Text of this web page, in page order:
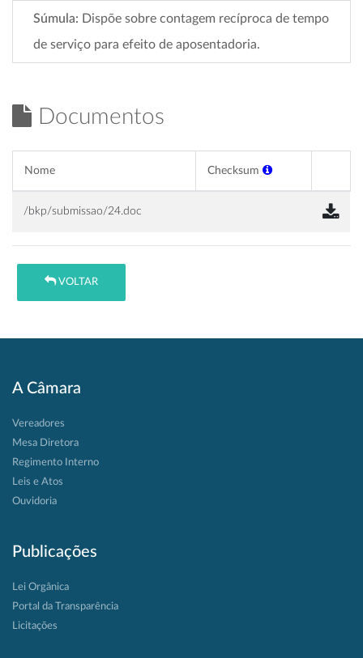
Súmula: Dispõe sobre contagem recíproca de tempo
de serviço para efeito de aposentadoria.
Documentos
Nome Checksum
/bkp/submissao/24.doc
VOLTAR
A Câmara
Vereadores
Mesa Diretora
Regimento Interno
Leis e Atos
Ouvidoria
Publicações
Lei Orgânica
Portal da Transparência
Licitações